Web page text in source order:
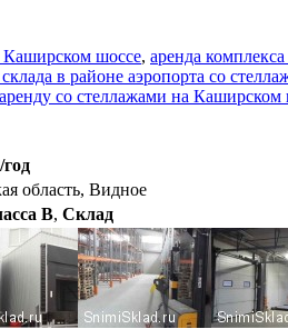
Каширском шоссе, аренда
в районе аэропорта со
со стеллажами на Каширском
год
область, Видное
B, Склад